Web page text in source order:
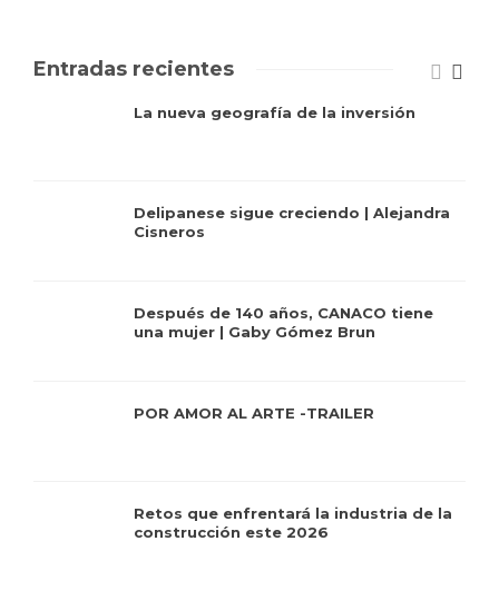
Entradas recientes
La nueva geografía de la inversión
Delipanese sigue creciendo | Alejandra
Cisneros
Después de 140 años, CANACO tiene
una mujer | Gaby Gómez Brun
POR AMOR AL ARTE -TRAILER
Retos que enfrentará la industria de la
construcción este 2026